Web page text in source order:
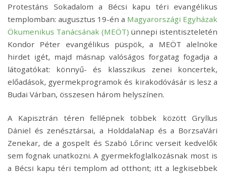
Protestáns Sokadalom a Bécsi kapu téri evangélikus
templomban: augusztus 19-én a Magyarországi Egyházak
Ökumenikus Tanácsának (MEÖT) ünnepi istentiszteletén
Kondor Péter evangélikus püspök, a MEÖT alelnöke
hirdet igét, majd másnap valóságos forgatag fogadja a
látogatókat: könnyű- és klasszikus zenei koncertek,
előadások, gyermekprogramok és kirakodóvásár is lesz a
Budai Várban, összesen három helyszínen.
A Kapisztrán téren fellépnek többek között Gryllus
Dániel és zenésztársai, a HolddalaNap és a BorzsaVári
Zenekar, de a gospelt és Szabó Lőrinc verseit kedvelők
sem fognak unatkozni. A gyermekfoglalkozásnak most is
a Bécsi kapu téri templom ad otthont; itt a legkisebbek